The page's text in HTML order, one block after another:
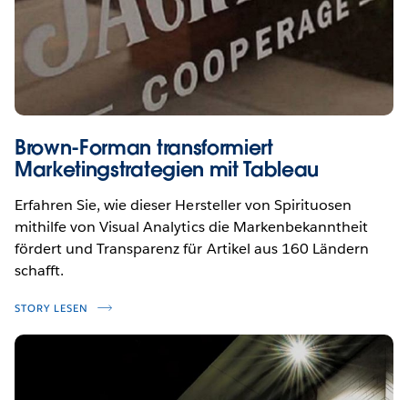
Brown-Forman transformiert
Marketingstrategien mit Tableau
Erfahren Sie, wie dieser Hersteller von Spirituosen
mithilfe von Visual Analytics die Markenbekanntheit
fördert und Transparenz für Artikel aus 160 Ländern
schafft.
STORY LESEN